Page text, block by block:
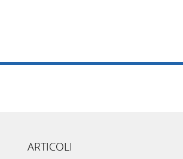
ARTICOLI